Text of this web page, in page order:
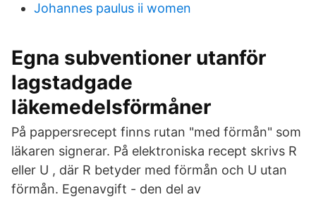
Johannes paulus ii women
Egna subventioner utanför
lagstadgade
läkemedelsförmåner
På pappersrecept finns rutan "med förmån" som
läkaren signerar. På elektroniska recept skrivs R
eller U , där R betyder med förmån och U utan
förmån. Egenavgift - den del av